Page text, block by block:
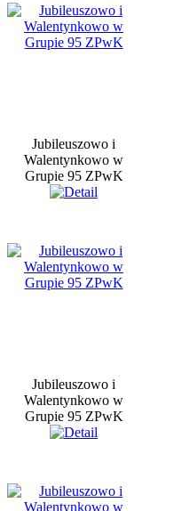
Jubileuszowo i
Walentynkowo w
Grupie 95 ZPwK
Jubileuszowo i
Walentynkowo w
Grupie 95 ZPwK